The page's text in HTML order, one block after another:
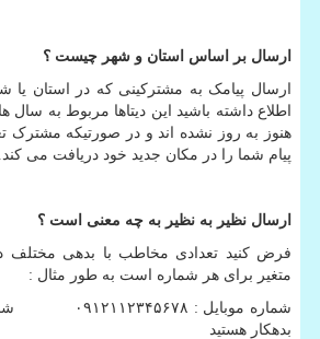
ارسال بر اساس استان و شهر چیست ؟
ارسال پیامک به مشترکینی که در استان یا
هنوز به روز نشده اند و در صورتیکه مشترک
پیام شما را در مکان جدید خود دریافت می کند.
ارسال نظیر به نظیر به چه معنی است ؟
فرض کنید تعدادی مخاطب با بدهی مختلف
متغیر برای هر شماره است به طور مثال :
بدهکار هستید